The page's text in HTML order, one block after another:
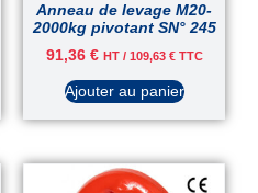
Anneau de levage M20-
2000kg pivotant SN° 245
91,36 € HT / 109,63 €TTC
Ajouter au panier